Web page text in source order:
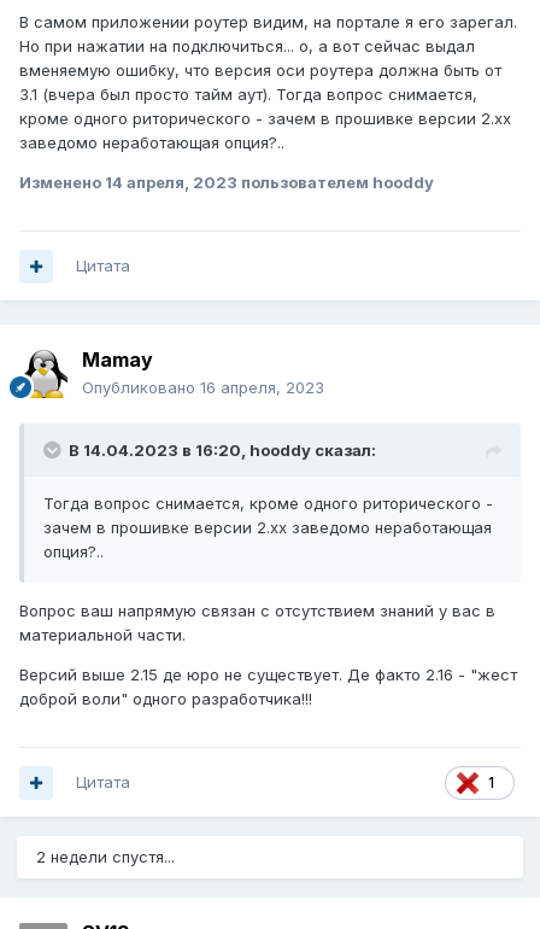
В самом приложении роутер видим, на портале я его зарегал.
Но при нажатии на подключиться... о, а вот сейчас выдал
вменяемую ошибку, что версия оси роутера должна быть от
3.1 (вчера был просто тайм аут). Тогда вопрос снимается,
кроме одного риторического - зачем в прошивке версии 2.хх
заведомо неработающая опция?..
Изменено 14 апреля, 2023 пользователем hooddy
Цитата
Mamay
Опубликовано 16 апреля, 2023
В 14.04.2023 в 16:20, hooddy сказал:
Тогда вопрос снимается, кроме одного риторического -
зачем в прошивке версии 2.хх заведомо неработающая
опция?..
Вопрос ваш напрямую связан с отсутствием знаний у вас в
материальной части.
Версий выше 2.15 де юро не существует. Де факто 2.16 - "жест
доброй воли" одного разработчика!!!
1
Цитата
2 недели спустя...